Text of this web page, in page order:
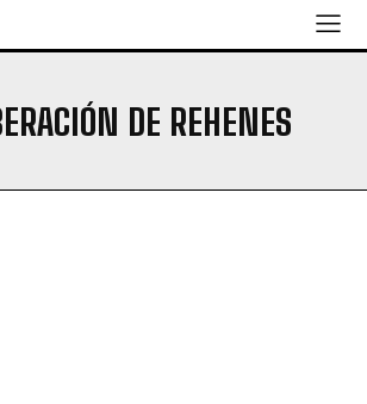
DE REHENES